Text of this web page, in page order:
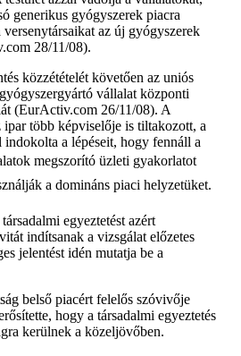
generikus gyógyszerek piacra
az új gyógyszerek
28/11/08).
közzétételét követően az uniós
vállalat központi
(EurActiv.com 26/11/08). A
több képviselője is tiltakozott, a
indokolta a lépéseit, hogy fennáll a
megszorító üzleti gyakorlatot
a domináns piaci helyzetüket.
egyeztetést azért
indítsanak a vizsgálat előzetes
jelentést idén mutatja be a
belső piacért felelős szóvivője
hogy a társadalmi egyeztetés
kerülnek a közeljövőben.